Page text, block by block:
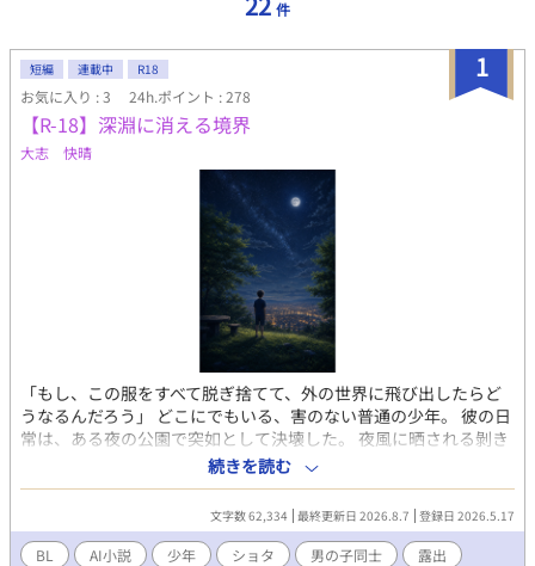
件
1
短編 連載中 R18
お気に入り : 3 24h.ポイント : 278
【R-18】深淵に消える境界
大志 快晴
「もし、この服をすべて脱ぎ捨てて、外の世界に飛び出したらど
うなるんだろう」 どこにでもいる、害のない普通の少年。 彼の日
常は、ある夜の公園で突如として決壊した。 夜風に晒される剝き
出しの肌、いつ誰が来るかもわからない極限の緊張と恐怖。 そこ
で味わった禁断の絶頂は、少年の理性をじわじわと侵食してい
く。 一度きりの過ちで終わるはずだった。 しかし、少年の背徳的
な実験は加速していく。 その好奇心は、自分自身だけでなく「制
服に隠された、他人の秘密」へと向けられ始め---
続きを読む
文字数 62,334 最終更新日 2026.8.7 登録日 2026.5.17
BL AI小説 少年 ショタ 男の子同士
露出